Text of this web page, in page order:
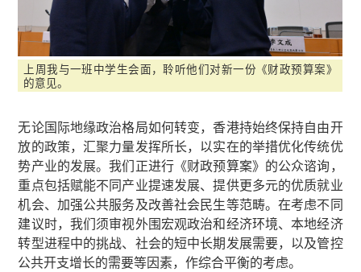
上周我与一班中学生会面，聆听他们对新一份《财政预算案》
的意见。
无论国际地缘政治格局如何转变，香港持始终保持自由开
放的政策，汇聚力量发挥所长，以实在的举措优化传统优
势产业的发展。我们正进行《财政预算案》的公众谘询，
重点包括赋能不同产业提速发展、提供更多元的优质就业
机会、加强公共服务及改善社会民生等范畴。在考虑不同
建议时，我们须审视外围宏观政治和经济环境、本地经济
转型进程中的挑战、社会的短中长期发展需要，以及管控
公共开支增长的需要等因素，作综合平衡的考虑。